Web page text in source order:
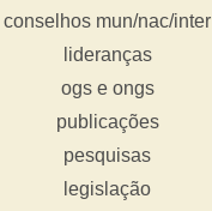
conselhos mun/nac/inter
lideranças
ogs e ongs
publicações
pesquisas
legislação